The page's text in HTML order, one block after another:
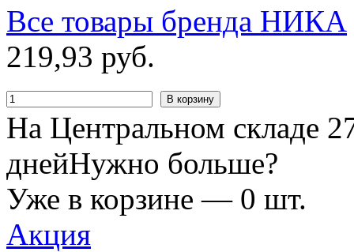
Все товары бренда НИКА
219,93 руб.
В корзину
На Центральном складе
днейНужно больше?
Уже в корзине — 0 шт.
Акция